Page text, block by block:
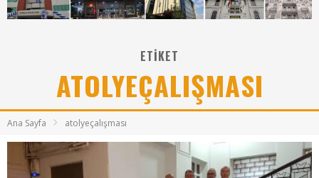
SAHNE SANATLARINDA İZ BIRAKAN CUMHURİYET KADINLARI
ETIKET
ATOLYEÇALIŞMASI
Ana Sayfa atolyeçalışması